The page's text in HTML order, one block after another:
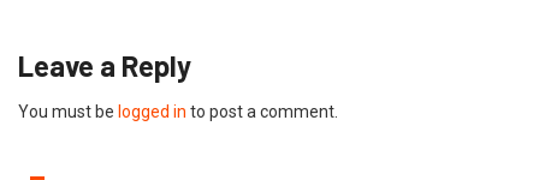
Leave a Reply
You must be logged in to post a comment.